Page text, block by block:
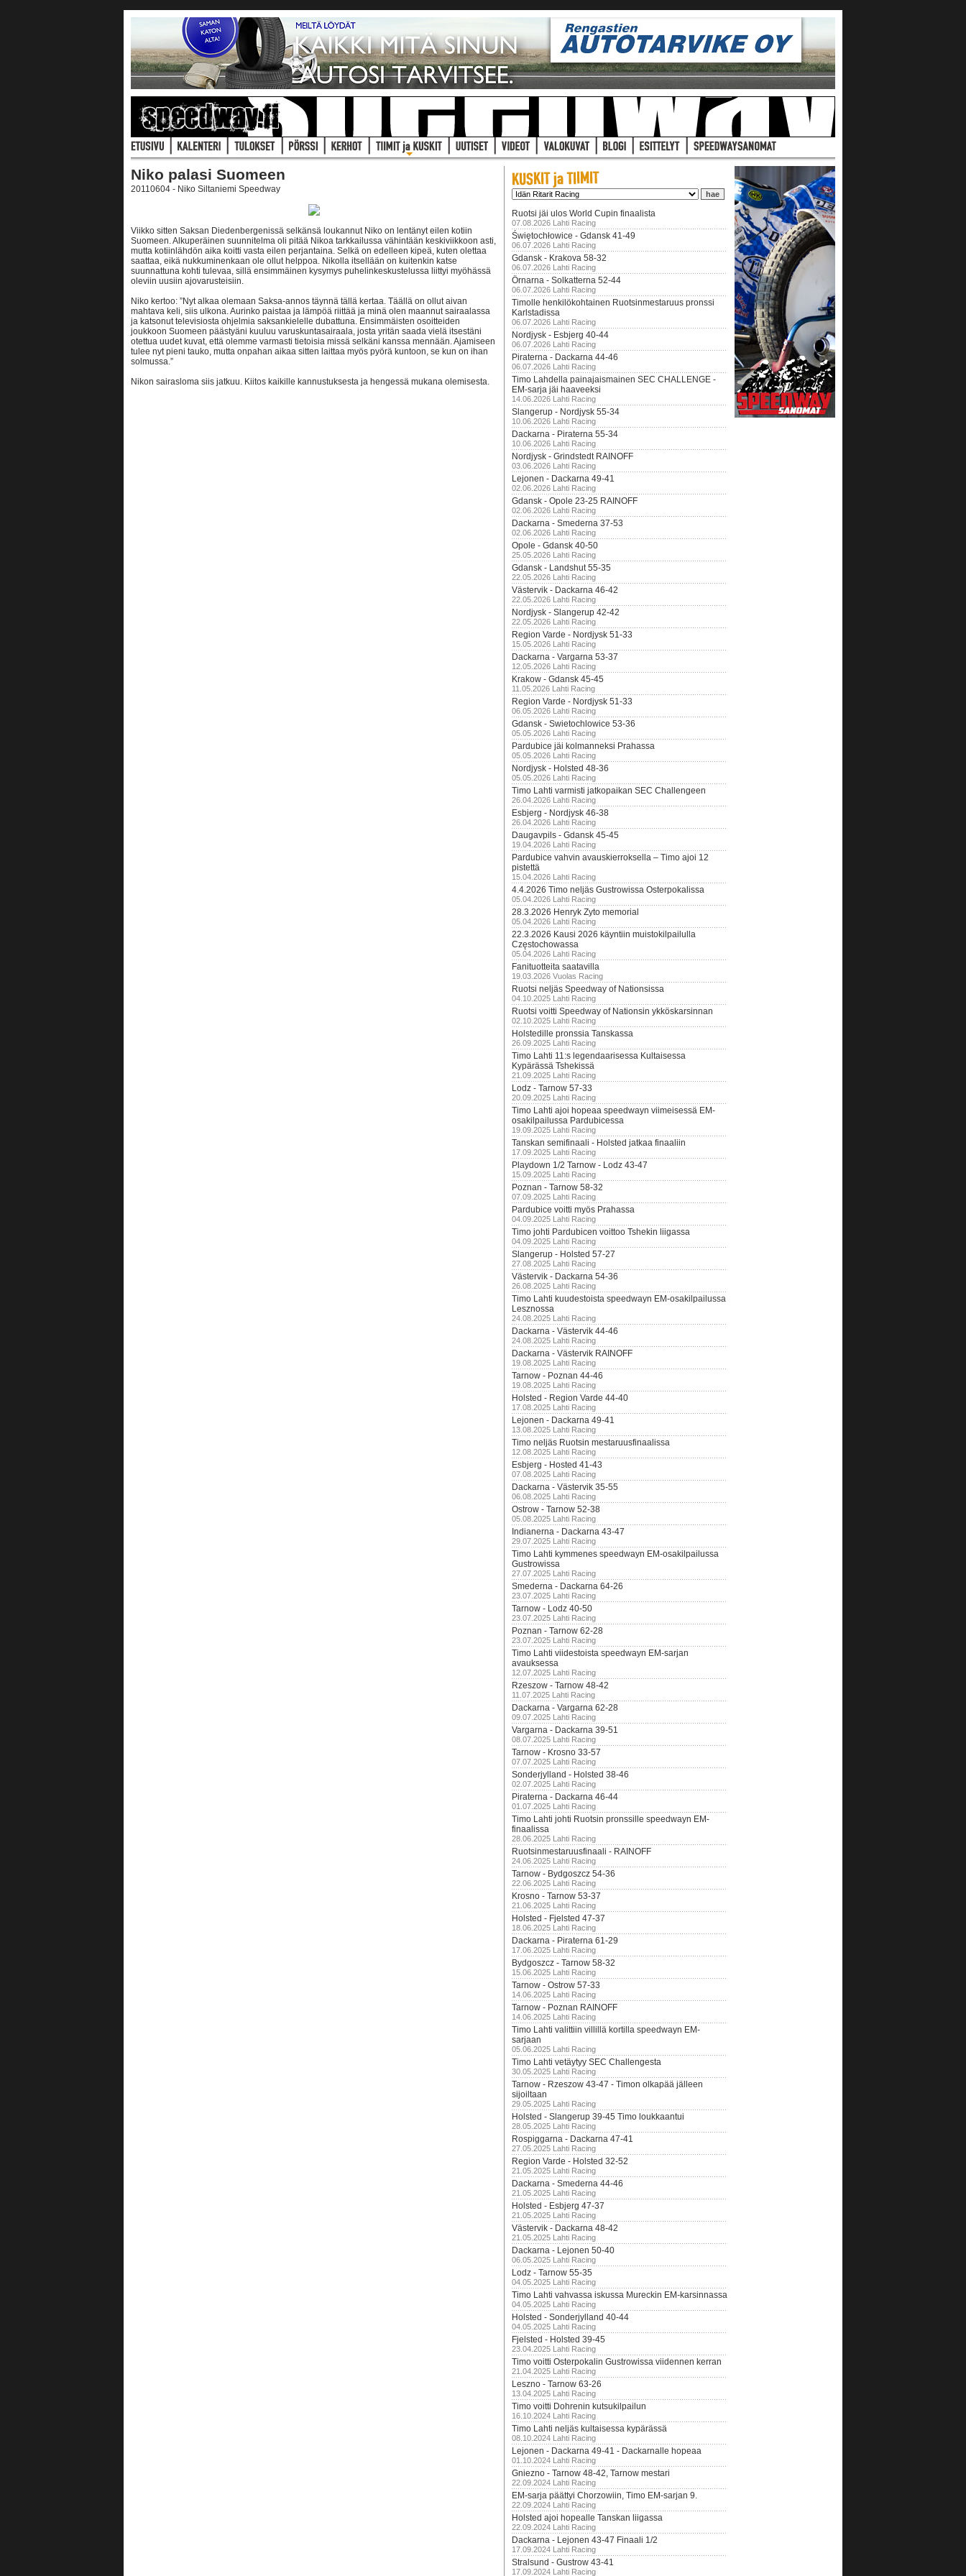
Niko palasi Suomeen
20110604 - Niko Siltaniemi Speedway
Viikko sitten Saksan Diedenbergenissä selkänsä loukannut Niko on lentänyt eilen kotiin
Suomeen. Alkuperäinen suunnitelma oli pitää Nikoa tarkkailussa vähintään keskiviikkoon asti,
mutta kotiinlähdön aika koitti vasta eilen perjantaina. Selkä on edelleen kipeä, kuten olettaa
saattaa, eikä nukkuminenkaan ole ollut helppoa. Nikolla itsellään on kuitenkin katse
suunnattuna kohti tulevaa, sillä ensimmäinen kysymys puhelinkeskustelussa liittyi myöhässä
oleviin uusiin ajovarusteisiin.
Niko kertoo: ”Nyt alkaa olemaan Saksa-annos täynnä tällä kertaa. Täällä on ollut aivan
mahtava keli, siis ulkona. Aurinko paistaa ja lämpöä riittää ja minä olen maannut sairaalassa
ja katsonut televisiosta ohjelmia saksankielelle dubattuna. Ensimmäisten osoitteiden
joukkoon Suomeen päästyäni kuuluu varuskuntasairaala, josta yritän saada vielä itsestäni
otettua uudet kuvat, että olemme varmasti tietoisia missä selkäni kanssa mennään. Ajamiseen
tulee nyt pieni tauko, mutta onpahan aikaa sitten laittaa myös pyörä kuntoon, se kun on ihan
solmussa.”
Nikon sairasloma siis jatkuu. Kiitos kaikille kannustuksesta ja hengessä mukana olemisesta.
Ruotsi jäi ulos World Cupin finaalista
07.08.2026 Lahti Racing
Świętochłowice - Gdansk 41-49
06.07.2026 Lahti Racing
Gdansk - Krakova 58-32
06.07.2026 Lahti Racing
Örnarna - Solkatterna 52-44
06.07.2026 Lahti Racing
Timolle henkilökohtainen Ruotsinmestaruus pronssi
Karlstadissa
06.07.2026 Lahti Racing
Nordjysk - Esbjerg 40-44
06.07.2026 Lahti Racing
Piraterna - Dackarna 44-46
06.07.2026 Lahti Racing
Timo Lahdella painajaismainen SEC CHALLENGE -
EM-sarja jäi haaveeksi
14.06.2026 Lahti Racing
Slangerup - Nordjysk 55-34
10.06.2026 Lahti Racing
Dackarna - Piraterna 55-34
10.06.2026 Lahti Racing
Nordjysk - Grindstedt RAINOFF
03.06.2026 Lahti Racing
Lejonen - Dackarna 49-41
02.06.2026 Lahti Racing
Gdansk - Opole 23-25 RAINOFF
02.06.2026 Lahti Racing
Dackarna - Smederna 37-53
02.06.2026 Lahti Racing
Opole - Gdansk 40-50
25.05.2026 Lahti Racing
Gdansk - Landshut 55-35
22.05.2026 Lahti Racing
Västervik - Dackarna 46-42
22.05.2026 Lahti Racing
Nordjysk - Slangerup 42-42
22.05.2026 Lahti Racing
Region Varde - Nordjysk 51-33
15.05.2026 Lahti Racing
Dackarna - Vargarna 53-37
12.05.2026 Lahti Racing
Krakow - Gdansk 45-45
11.05.2026 Lahti Racing
Region Varde - Nordjysk 51-33
06.05.2026 Lahti Racing
Gdansk - Swietochlowice 53-36
05.05.2026 Lahti Racing
Pardubice jäi kolmanneksi Prahassa
05.05.2026 Lahti Racing
Nordjysk - Holsted 48-36
05.05.2026 Lahti Racing
Timo Lahti varmisti jatkopaikan SEC Challengeen
26.04.2026 Lahti Racing
Esbjerg - Nordjysk 46-38
26.04.2026 Lahti Racing
Daugavpils - Gdansk 45-45
19.04.2026 Lahti Racing
Pardubice vahvin avauskierroksella – Timo ajoi 12
pistettä
15.04.2026 Lahti Racing
4.4.2026 Timo neljäs Gustrowissa Osterpokalissa
05.04.2026 Lahti Racing
28.3.2026 Henryk Zyto memorial
05.04.2026 Lahti Racing
22.3.2026 Kausi 2026 käyntiin muistokilpailulla
Częstochowassa
05.04.2026 Lahti Racing
Fanituotteita saatavilla
19.03.2026 Vuolas Racing
Ruotsi neljäs Speedway of Nationsissa
04.10.2025 Lahti Racing
Ruotsi voitti Speedway of Nationsin ykköskarsinnan
02.10.2025 Lahti Racing
Holstedille pronssia Tanskassa
26.09.2025 Lahti Racing
Timo Lahti 11:s legendaarisessa Kultaisessa
Kypärässä Tshekissä
21.09.2025 Lahti Racing
Lodz - Tarnow 57-33
20.09.2025 Lahti Racing
Timo Lahti ajoi hopeaa speedwayn viimeisessä EM-
osakilpailussa Pardubicessa
19.09.2025 Lahti Racing
Tanskan semifinaali - Holsted jatkaa finaaliin
17.09.2025 Lahti Racing
Playdown 1/2 Tarnow - Lodz 43-47
15.09.2025 Lahti Racing
Poznan - Tarnow 58-32
07.09.2025 Lahti Racing
Pardubice voitti myös Prahassa
04.09.2025 Lahti Racing
Timo johti Pardubicen voittoo Tshekin liigassa
04.09.2025 Lahti Racing
Slangerup - Holsted 57-27
27.08.2025 Lahti Racing
Västervik - Dackarna 54-36
26.08.2025 Lahti Racing
Timo Lahti kuudestoista speedwayn EM-osakilpailussa
Lesznossa
24.08.2025 Lahti Racing
Dackarna - Västervik 44-46
24.08.2025 Lahti Racing
Dackarna - Västervik RAINOFF
19.08.2025 Lahti Racing
Tarnow - Poznan 44-46
19.08.2025 Lahti Racing
Holsted - Region Varde 44-40
17.08.2025 Lahti Racing
Lejonen - Dackarna 49-41
13.08.2025 Lahti Racing
Timo neljäs Ruotsin mestaruusfinaalissa
12.08.2025 Lahti Racing
Esbjerg - Hosted 41-43
07.08.2025 Lahti Racing
Dackarna - Västervik 35-55
06.08.2025 Lahti Racing
Ostrow - Tarnow 52-38
05.08.2025 Lahti Racing
Indianerna - Dackarna 43-47
29.07.2025 Lahti Racing
Timo Lahti kymmenes speedwayn EM-osakilpailussa
Gustrowissa
27.07.2025 Lahti Racing
Smederna - Dackarna 64-26
23.07.2025 Lahti Racing
Tarnow - Lodz 40-50
23.07.2025 Lahti Racing
Poznan - Tarnow 62-28
23.07.2025 Lahti Racing
Timo Lahti viidestoista speedwayn EM-sarjan
avauksessa
12.07.2025 Lahti Racing
Rzeszow - Tarnow 48-42
11.07.2025 Lahti Racing
Dackarna - Vargarna 62-28
09.07.2025 Lahti Racing
Vargarna - Dackarna 39-51
08.07.2025 Lahti Racing
Tarnow - Krosno 33-57
07.07.2025 Lahti Racing
Sonderjylland - Holsted 38-46
02.07.2025 Lahti Racing
Piraterna - Dackarna 46-44
01.07.2025 Lahti Racing
Timo Lahti johti Ruotsin pronssille speedwayn EM-
finaalissa
28.06.2025 Lahti Racing
Ruotsinmestaruusfinaali - RAINOFF
24.06.2025 Lahti Racing
Tarnow - Bydgoszcz 54-36
22.06.2025 Lahti Racing
Krosno - Tarnow 53-37
21.06.2025 Lahti Racing
Holsted - Fjelsted 47-37
18.06.2025 Lahti Racing
Dackarna - Piraterna 61-29
17.06.2025 Lahti Racing
Bydgoszcz - Tarnow 58-32
15.06.2025 Lahti Racing
Tarnow - Ostrow 57-33
14.06.2025 Lahti Racing
Tarnow - Poznan RAINOFF
14.06.2025 Lahti Racing
Timo Lahti valittiin villillä kortilla speedwayn EM-
sarjaan
05.06.2025 Lahti Racing
Timo Lahti vetäytyy SEC Challengesta
30.05.2025 Lahti Racing
Tarnow - Rzeszow 43-47 - Timon olkapää jälleen
sijoiltaan
29.05.2025 Lahti Racing
Holsted - Slangerup 39-45 Timo loukkaantui
28.05.2025 Lahti Racing
Rospiggarna - Dackarna 47-41
27.05.2025 Lahti Racing
Region Varde - Holsted 32-52
21.05.2025 Lahti Racing
Dackarna - Smederna 44-46
21.05.2025 Lahti Racing
Holsted - Esbjerg 47-37
21.05.2025 Lahti Racing
Västervik - Dackarna 48-42
21.05.2025 Lahti Racing
Dackarna - Lejonen 50-40
06.05.2025 Lahti Racing
Lodz - Tarnow 55-35
04.05.2025 Lahti Racing
Timo Lahti vahvassa iskussa Mureckin EM-karsinnassa
04.05.2025 Lahti Racing
Holsted - Sonderjylland 40-44
04.05.2025 Lahti Racing
Fjelsted - Holsted 39-45
23.04.2025 Lahti Racing
Timo voitti Osterpokalin Gustrowissa viidennen kerran
21.04.2025 Lahti Racing
Leszno - Tarnow 63-26
13.04.2025 Lahti Racing
Timo voitti Dohrenin kutsukilpailun
16.10.2024 Lahti Racing
Timo Lahti neljäs kultaisessa kypärässä
08.10.2024 Lahti Racing
Lejonen - Dackarna 49-41 - Dackarnalle hopeaa
01.10.2024 Lahti Racing
Gniezno - Tarnow 48-42, Tarnow mestari
22.09.2024 Lahti Racing
EM-sarja päättyi Chorzowiin, Timo EM-sarjan 9.
22.09.2024 Lahti Racing
Holsted ajoi hopealle Tanskan liigassa
22.09.2024 Lahti Racing
Dackarna - Lejonen 43-47 Finaali 1/2
17.09.2024 Lahti Racing
Stralsund - Gustrow 43-41
17.09.2024 Lahti Racing